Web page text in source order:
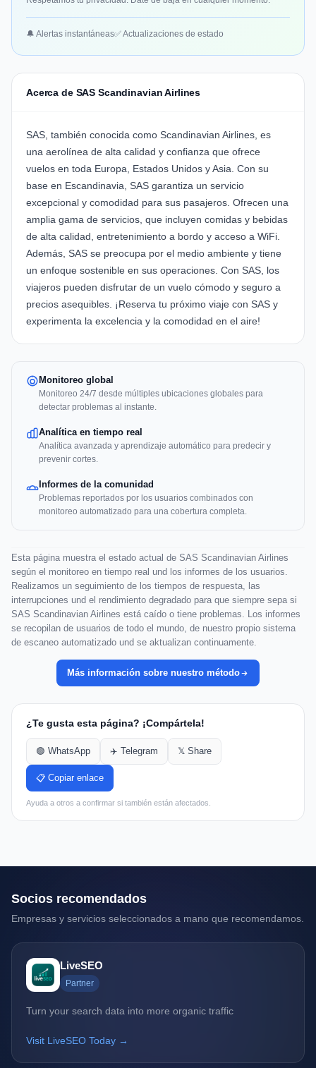
🔔 Alertas instantáneas✅ Actualizaciones de estado
Acerca de SAS Scandinavian Airlines
SAS, también conocida como Scandinavian Airlines, es
una aerolínea de alta calidad y confianza que ofrece
vuelos en toda Europa, Estados Unidos y Asia. Con su
base en Escandinavia, SAS garantiza un servicio
excepcional y comodidad para sus pasajeros. Ofrecen una
amplia gama de servicios, que incluyen comidas y bebidas
de alta calidad, entretenimiento a bordo y acceso a WiFi.
Además, SAS se preocupa por el medio ambiente y tiene
un enfoque sostenible en sus operaciones. Con SAS, los
viajeros pueden disfrutar de un vuelo cómodo y seguro a
precios asequibles. ¡Reserva tu próximo viaje con SAS y
experimenta la excelencia y la comodidad en el aire!
Monitoreo global
Monitoreo 24/7 desde múltiples ubicaciones globales para
detectar problemas al instante.
Analítica en tiempo real
Analítica avanzada y aprendizaje automático para predecir y
prevenir cortes.
Informes de la comunidad
Problemas reportados por los usuarios combinados con
monitoreo automatizado para una cobertura completa.
Esta página muestra el estado actual de SAS Scandinavian Airlines
según el monitoreo en tiempo real und los informes de los usuarios.
Realizamos un seguimiento de los tiempos de respuesta, las
interrupciones und el rendimiento degradado para que siempre sepa si
SAS Scandinavian Airlines está caído o tiene problemas. Los informes
se recopilan de usuarios de todo el mundo, de nuestro propio sistema
de escaneo automatizado und se aktualizan continuamente.
Más información sobre nuestro método
¿Te gusta esta página? ¡Compártela!
🟢 WhatsApp ✈️ Telegram 𝕏 Share
📋 Copiar enlace
Ayuda a otros a confirmar si también están afectados.
Socios recomendados
Empresas y servicios seleccionados a mano que recomendamos.
LiveSEO
Partner
Turn your search data into more organic traffic
Visit LiveSEO Today →